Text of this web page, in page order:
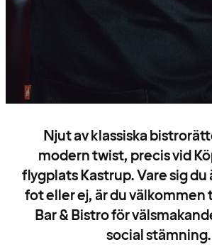
Njut av klassiska
modern twist, precis vid
flygplats Kastrup. Vare sig du
fot eller ej, är du välkommen
Bar & Bistro för
social stämning.